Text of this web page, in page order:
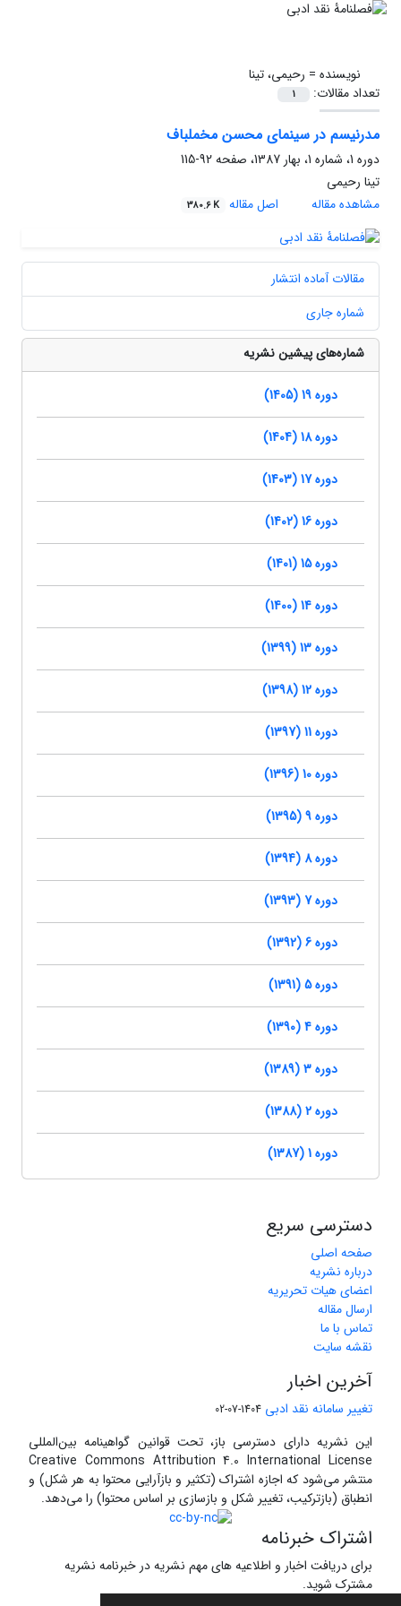
نویسنده = رحیمی، تینا
تعداد مقالات:
1
مدرنیسم در سینمای محسن مخملباف
دوره 1، شماره 1، بهار 1387، صفحه
92-115
تینا رحیمی
مشاهده مقاله
اصل مقاله 380.6 K
مقالات آماده انتشار
شماره جاری
شماره‌های پیشین نشریه
دوره 19 (1405)
دوره 18 (1404)
دوره 17 (1403)
دوره 16 (1402)
دوره 15 (1401)
دوره 14 (1400)
دوره 13 (1399)
دوره 12 (1398)
دوره 11 (1397)
دوره 10 (1396)
دوره 9 (1395)
دوره 8 (1394)
دوره 7 (1393)
دوره 6 (1392)
دوره 5 (1391)
دوره 4 (1390)
دوره 3 (1389)
دوره 2 (1388)
دوره 1 (1387)
دسترسی سریع
صفحه اصلی
درباره نشریه
اعضای هیات تحریریه
ارسال مقاله
تماس با ما
نقشه سایت
آخرین اخبار
تغییر سامانه نقد ادبی 1404-07-02
این نشریه دارای دسترسی باز، تحت قوانین گواهینامه بین‌المللی
Creative Commons Attribution 4.0 International License
منتشر می‌شود که اجازه اشتراک (تکثیر و بازآرایی محتوا به هر شکل) و
انطباق (بازترکیب، تغییر شکل و بازسازی بر اساس محتوا) را می‌دهد.
اشتراک خبرنامه
برای دریافت اخبار و اطلاعیه های مهم نشریه در خبرنامه نشریه
مشترک شوید.